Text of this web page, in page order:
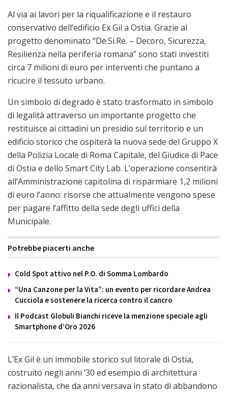
Al via ai lavori per la riqualificazione e il restauro
conservativo dell’edificio Ex Gil a Ostia. Grazie al
progetto denominato “De.Si.Re. – Decoro, Sicurezza,
Resilienza nella periferia romana” sono stati investiti
circa 7 milioni di euro per interventi che puntano a
ricucire il tessuto urbano.
Un simbolo di degrado è stato trasformato in simbolo
di legalità attraverso un importante progetto che
restituisce ai cittadini un presidio sul territorio e un
edificio storico che ospiterà la nuova sede del Gruppo X
della Polizia Locale di Roma Capitale, del Giudice di Pace
di Ostia e dello Smart City Lab. L’operazione consentirà
all’Amministrazione capitolina di risparmiare 1,2 milioni
di euro l’anno: risorse che attualmente vengono spese
per pagare l’affitto della sede degli uffici della
Municipale.
Potrebbe piacerti anche
Cold Spot attivo nel P.O. di Somma Lombardo
“Una Canzone per la Vita”: un evento per ricordare Andrea
Cucciola e sostenere la ricerca contro il cancro
Il Podcast Globuli Bianchi riceve la menzione speciale agli
Smartphone d’Oro 2026
L’Ex Gil è un immobile storico sul litorale di Ostia,
costruito negli anni ’30 ed esempio di architettura
razionalista, che da anni versava in stato di abbandono